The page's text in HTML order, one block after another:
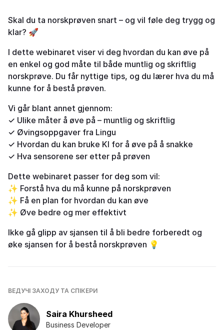
Skal du ta norskprøven snart – og vil føle deg trygg og
klar? 🚀
I dette webinaret viser vi deg hvordan du kan øve på
en enkel og god måte til både muntlig og skriftlig
norskprøve. Du får nyttige tips, og du lærer hva du må
kunne for å bestå prøven.
Vi går blant annet gjennom:
✓ Ulike måter å øve på – muntlig og skriftlig
✓ Øvingsoppgaver fra Lingu
✓ Hvordan du kan bruke KI for å øve på å snakke
✓ Hva sensorene ser etter på prøven
Dette webinaret passer for deg som vil:
✨ Forstå hva du må kunne på norskprøven
✨ Få en plan for hvordan du kan øve
✨ Øve bedre og mer effektivt
Ikke gå glipp av sjansen til å bli bedre forberedt og
øke sjansen for å bestå norskprøven 💡
ВЕДУЧІ ЗАХОДУ ТА СПІКЕРИ
Saira Khursheed
Business Developer